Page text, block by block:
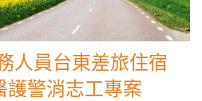
人員台東差旅住宿
護警消志工專案